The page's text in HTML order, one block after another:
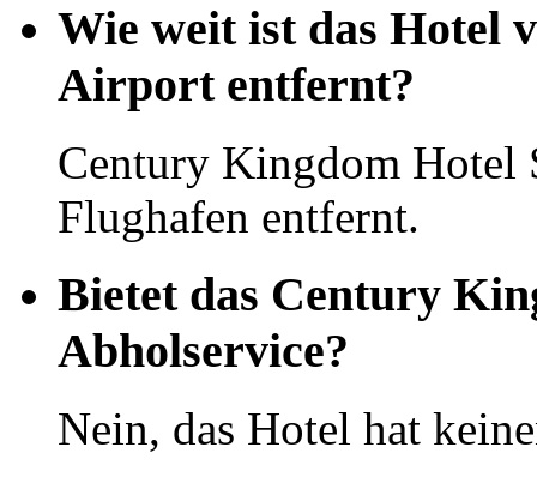
Wie weit ist das Hotel
Airport entfernt?
Century Kingdom Hotel
Flughafen entfernt.
Bietet das Century
Abholservice?
Nein, das Hotel hat